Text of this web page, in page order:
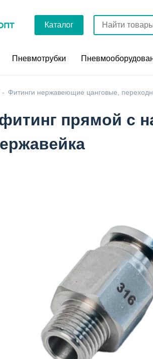
Каталог
Пневмотрубки
Фитинги нержавеющие цанговые,
прямой с